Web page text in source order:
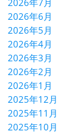
2026年7月
2026年6月
2026年5月
2026年4月
2026年3月
2026年2月
2026年1月
2025年12月
2025年11月
2025年10月